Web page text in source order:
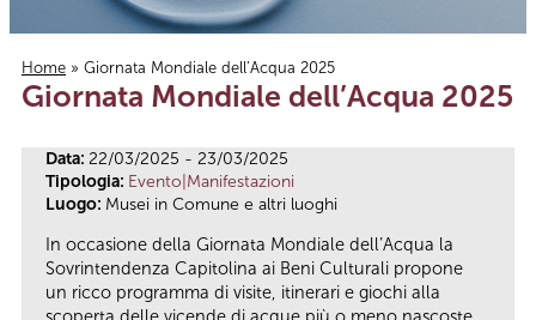
Tu sei qui
Home » Giornata Mondiale dell’Acqua 2025
Giornata Mondiale dell’Acqua 2025
Data: 22/03/2025 - 23/03/2025
Tipologia: Evento|Manifestazioni
Luogo: Musei in Comune e altri luoghi
In occasione della Giornata Mondiale dell’Acqua la
Sovrintendenza Capitolina ai Beni Culturali propone
un ricco programma di visite, itinerari e giochi alla